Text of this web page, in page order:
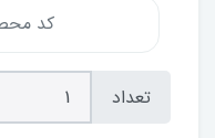
کد محصول :
تعداد